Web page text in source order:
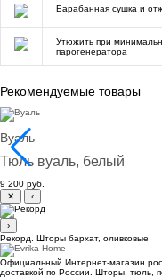
Барабанная сушка и
Утюжить при
парогенератора
Рекомендуемые товары
Вуаль
Тюль вуаль, белый
9 200 руб.
✕
‹
›
Рекорд. Шторы бархат, оливковые
Официальный Интернет-магазин
доставкой по России. Шторы, тюль,